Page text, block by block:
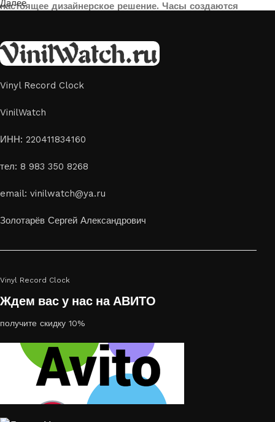
настоящее дизайнерское решение. Часы создаются
аксессуар идеально подойдет для гостиной, спальни,
офиса или даже для оформления кафе, студии или
творческого пространства.
Картины на стекле и дереве
Лазерная гравировка на стекле или дереве, оригинальный
или украсить свой дом
украсить пространство, лазерная гравировка фото по дереву
Далее
Vinyl Record Clock
VinilWatch
ИНН: 220411834160
тел: 8 983 350 8268
email: vinilwatch@ya.ru
Золотарёв Сергей Александрович
Vinyl Record Clock
Ждем вас у нас на АВИТО
получите скидку 10%